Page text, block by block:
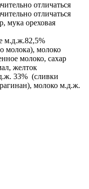
отличаться
отличаться
мука ореховая
м.д.ж.82,5%
молока), молоко
молоко, сахар
желток
33% (сливки
молоко м.д.ж.